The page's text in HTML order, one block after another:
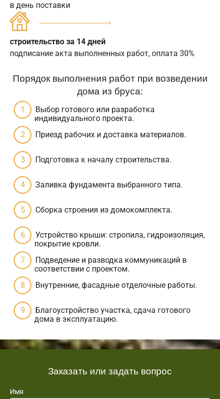
в день поставки
строительство за 14 дней
подписание акта выполненных работ, оплата 30%
Порядок выполнения работ при возведении
дома из бруса:
Выбор готового или разработка
индивидуального проекта.
Приезд рабочих и доставка материалов.
Подготовка к началу строительства.
Заливка фундамента выбранного типа.
Сборка строения из домокомплекта.
Устройство крыши: стропила, гидроизоляция,
покрытие кровли.
Подведение и разводка коммуникаций в
соответствии с проектом.
Внутренние, фасадные отделочные работы.
Благоустройство участка, сдача готового
дома в эксплуатацию.
Заказать или задать вопрос
Имя